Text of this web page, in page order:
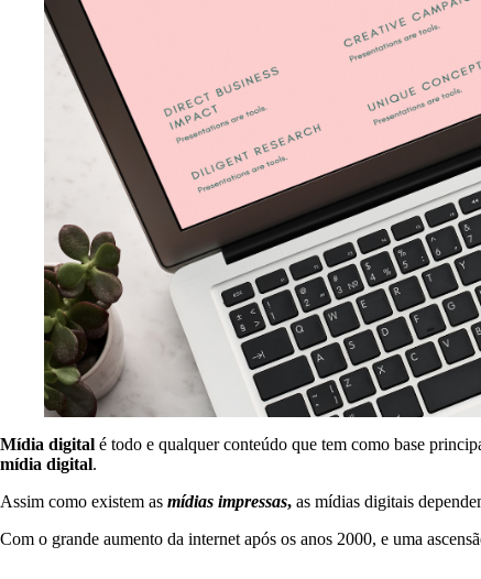
Mídia digital é todo e qualquer conteúdo que tem como base
mídia digital.
Assim como existem as mídias impressas, as mídias digitais
Com o grande aumento da internet após os anos 2000, e uma